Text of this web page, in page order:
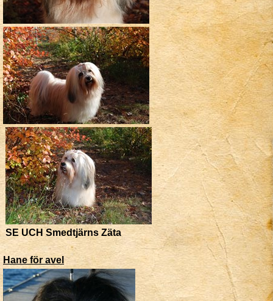
SE UCH Smedtjärns Zäta
Hane för avel